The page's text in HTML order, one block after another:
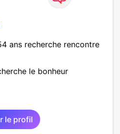
ans recherche rencontre
le bonheur
le profil